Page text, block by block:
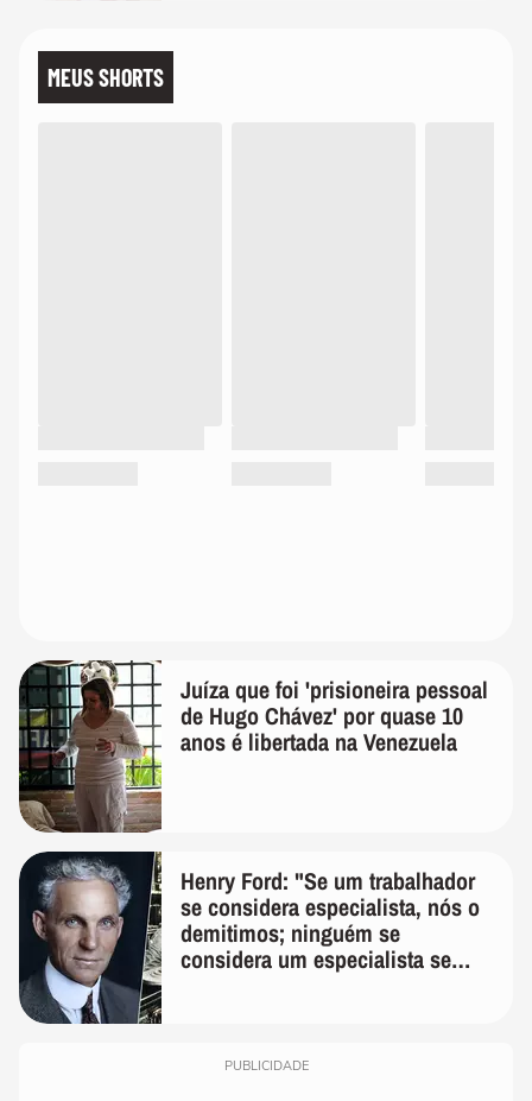
MEUS SHORTS
Juíza que foi 'prisioneira pessoal
de Hugo Chávez' por quase 10
anos é libertada na Venezuela
Henry Ford: "Se um trabalhador
se considera especialista, nós o
demitimos; ninguém se
considera um especialista se
PUBLICIDADE